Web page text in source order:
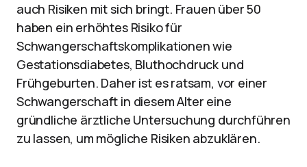
auch Risiken mit sich bringt. Frauen über 50
haben ein erhöhtes Risiko für
Schwangerschaftskomplikationen wie
Gestationsdiabetes, Bluthochdruck und
Frühgeburten. Daher ist es ratsam, vor einer
Schwangerschaft in diesem Alter eine
gründliche ärztliche Untersuchung durchführen
zu lassen, um mögliche Risiken abzuklären.